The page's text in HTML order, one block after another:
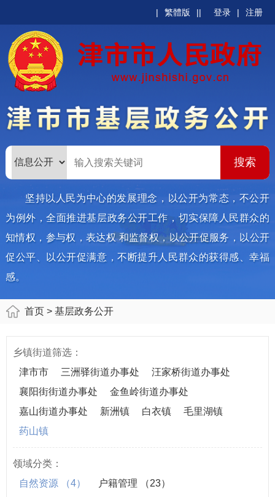
| 繁體版 || 登录 | 注册
坚持以人民为中心的发展理念，以公开为常态，不公开
为例外，全面推进基层政务公开工作，切实保障人民群众的
知情权，参与权，表达权 和监督权，以公开促服务，以公开
促公平、以公开促满意，不断提升人民群众的获得感、幸福
感。
首页 > 基层政务公开
乡镇街道筛选：
津市市
三洲驿街道办事处
汪家桥街道办事处
襄阳街街道办事处
金鱼岭街道办事处
嘉山街道办事处
新洲镇 白衣镇
毛里湖镇
药山镇
领域分类：
自然资源
（4） 户籍管理
（23）